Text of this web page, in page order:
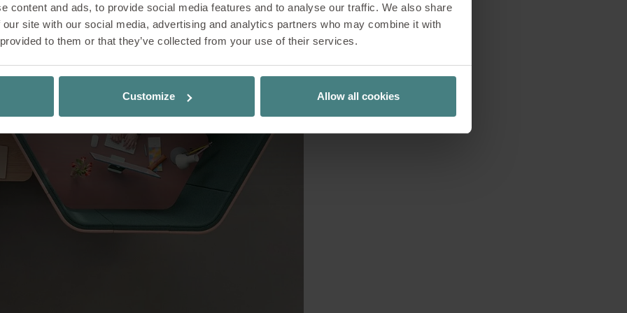
content and ads, to provide social media features and to analyse our traffic. We also share
site with our social media, advertising and analytics partners who may combine it with
to them or that they’ve collected from your use of their services.
Customize Allow all cookies
non è una garanzia di successo. Tra spazi ufficio moderni, nuovi
e modelli di lavoro ibridi, i principi ergonomici di base spesso
piano. L’esperto di ergonomia Jörg Bakschas parla dei luoghi